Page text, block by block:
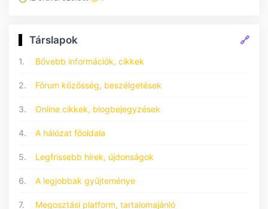
Társlapok 🔗
1. Bővebb információk, cikkek
2. Fórum közösség, beszélgetések
3. Online cikkek, blogbejegyzések
4. A hálózat főoldala
5. Legfrissebb hírek, újdonságok
6. A legjobbak gyűjteménye
7. Megosztási platform, tartalomajánló